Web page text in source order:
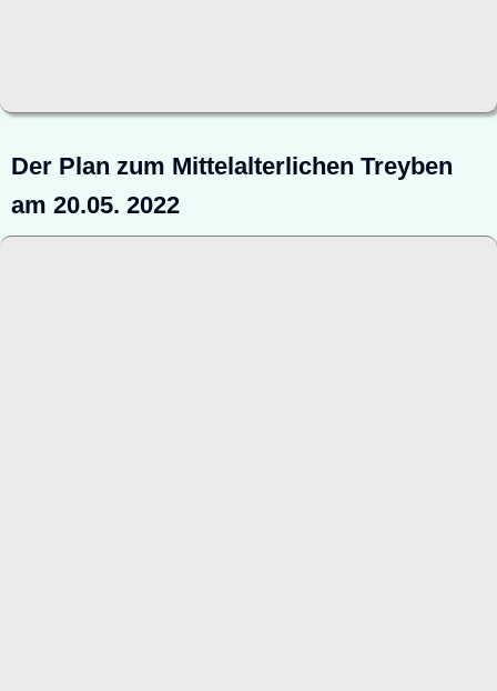
Der Plan zum Mittelalterlichen Treyben
am 20.05. 2022